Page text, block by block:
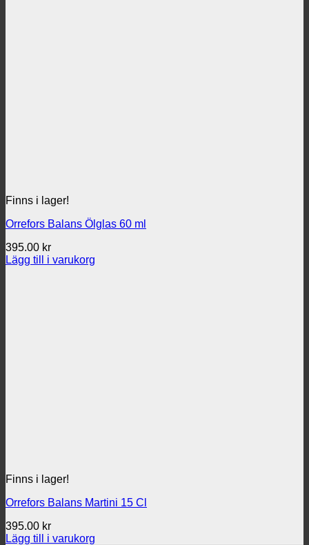
Finns i lager!
Orrefors Balans Ölglas 60 ml
395.00 kr
Lägg till i varukorg
Finns i lager!
Orrefors Balans Martini 15 Cl
395.00 kr
Lägg till i varukorg